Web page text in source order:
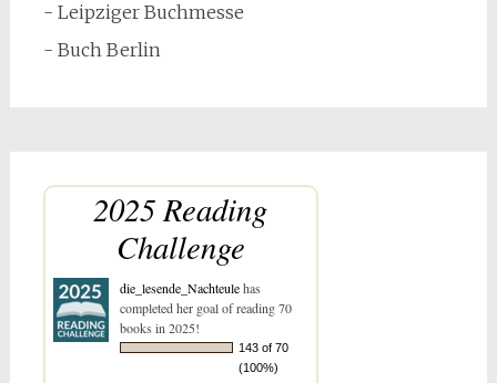
- Leipziger Buchmesse
- Buch Berlin
2025 Reading
Challenge
die_lesende_Nachteulehas
completed her goal of reading 70
books in 2025!
143 of 70
(100%)